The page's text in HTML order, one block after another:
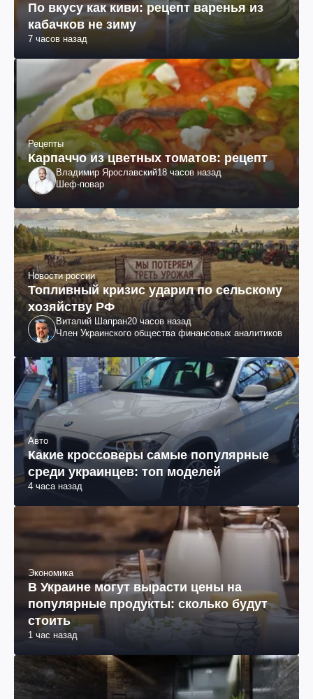
По вкусу как киви: рецепт варенья из
кабачков не зиму
7 часов назад
Рецепты
Карпаччо из цветных томатов: рецепт
Владимир Ярославский18 часов назад
Шеф-повар
Новости россии
Топливный кризис ударил по сельскому
хозяйству РФ
Виталий Шапран20 часов назад
Член Украинского общества финансовых аналитиков
Авто
Какие кроссоверы самые популярные
среди украинцев: топ моделей
4 часа назад
Экономика
В Украине могут вырасти цены на
популярные продукты: сколько будут
стоить
1 час назад